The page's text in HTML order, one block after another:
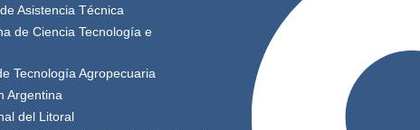
Asistencia Técnica
de Ciencia Tecnología e
Tecnología Agropecuaria
Argentina
del Litoral